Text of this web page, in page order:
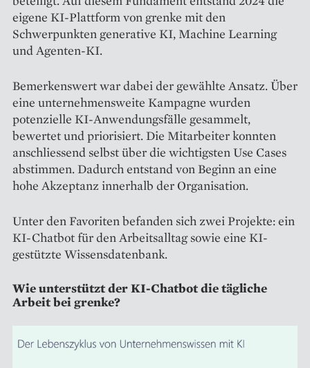
eigene KI-Plattform von grenke mit den
Schwerpunkten generative KI, Machine Learning
und Agenten-KI.
Bemerkenswert war dabei der gewählte Ansatz. Über
eine unternehmensweite Kampagne wurden
potenzielle KI-Anwendungsfälle gesammelt,
bewertet und priorisiert. Die Mitarbeiter konnten
anschliessend selbst über die wichtigsten Use Cases
abstimmen. Dadurch entstand von Beginn an eine
hohe Akzeptanz innerhalb der Organisation.
Unter den Favoriten befanden sich zwei Projekte: ein
KI-Chatbot für den Arbeitsalltag sowie eine KI-
gestützte Wissensdatenbank.
Wie unterstützt der KI-Chatbot die tägliche
Arbeit bei grenke?